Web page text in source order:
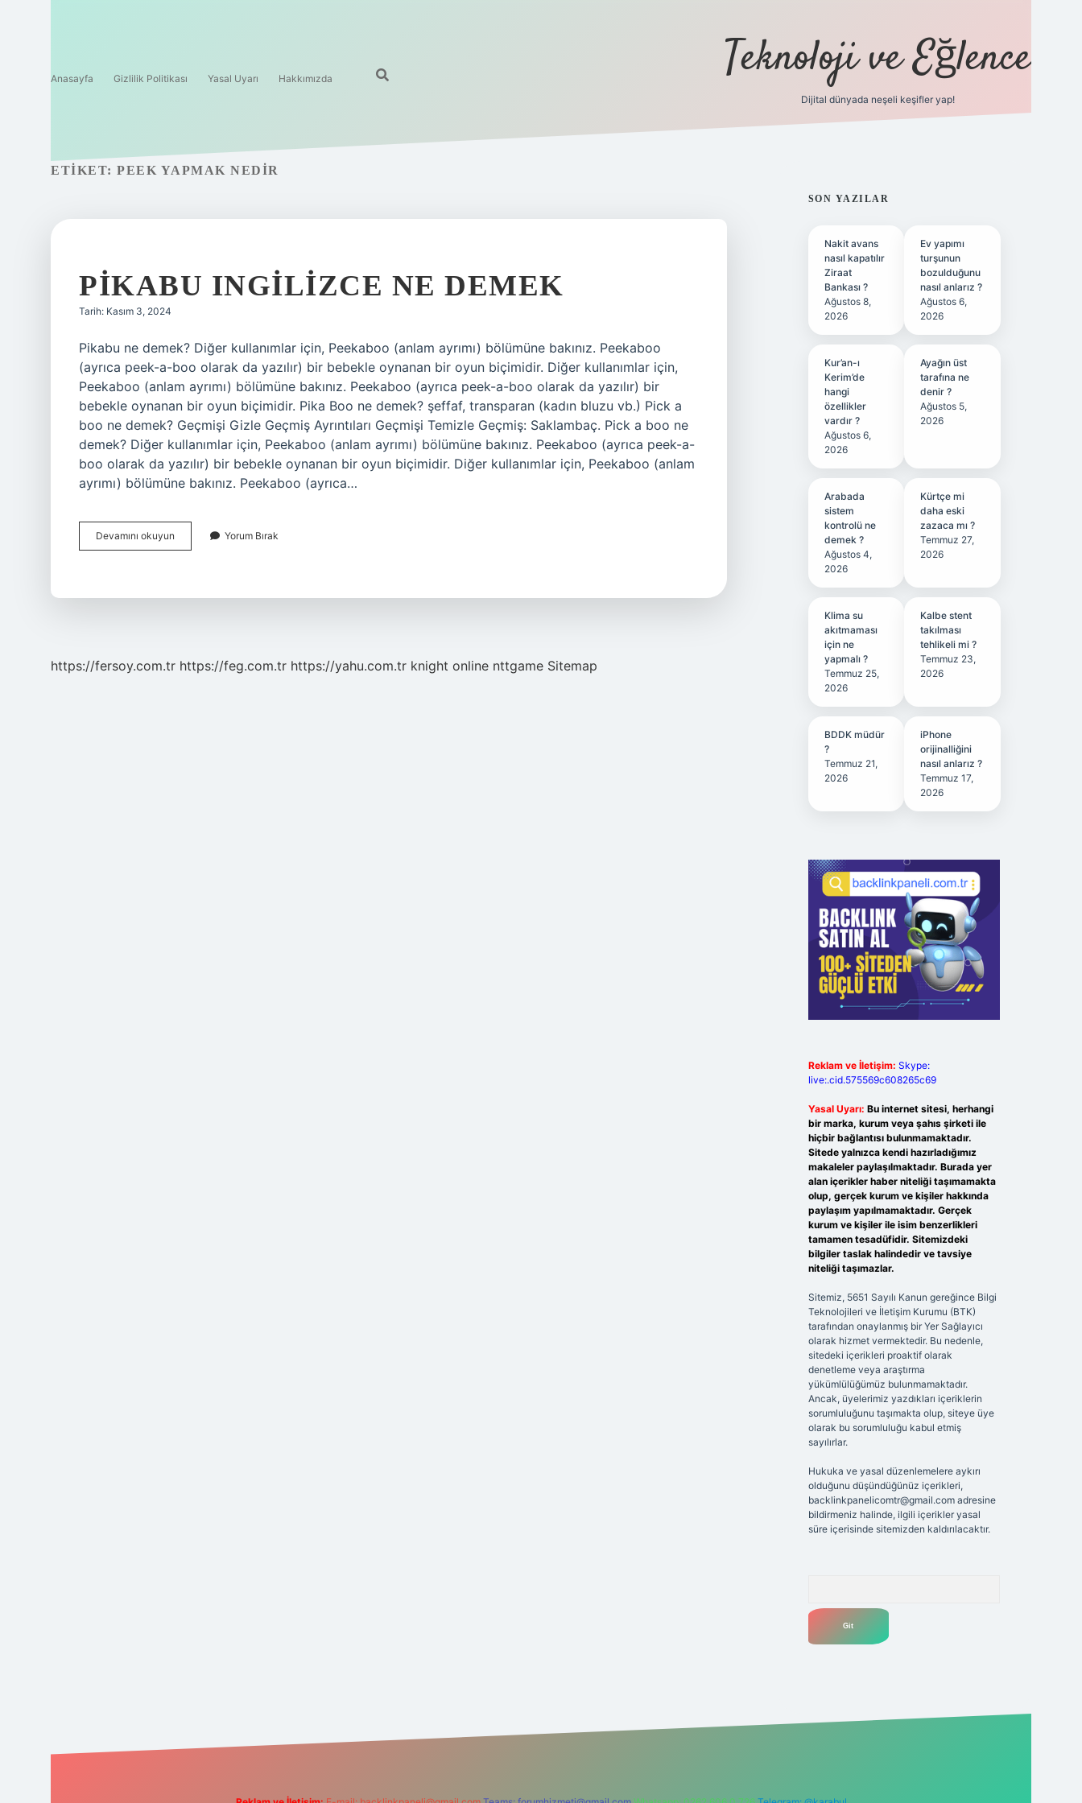
Anasayfa Gizlilik Politikası Yasal Uyarı Hakkımızda Teknoloji ve Eğlence
Dijital dünyada neşeli keşifler yap!
ETIKET: PEEK YAPMAK NEDIR
PIKABU INGILIZCE NE DEMEK
Tarih: Kasım 3, 2024
Pikabu ne demek? Diğer kullanımlar için, Peekaboo (anlam ayrımı) bölümüne bakınız. Peekaboo
(ayrıca peek-a-boo olarak da yazılır) bir bebekle oynanan bir oyun biçimidir. Diğer kullanımlar için,
Peekaboo (anlam ayrımı) bölümüne bakınız. Peekaboo (ayrıca peek-a-boo olarak da yazılır) bir
bebekle oynanan bir oyun biçimidir. Pika Boo ne demek? şeffaf, transparan (kadın bluzu vb.) Pick a
boo ne demek? Geçmişi Gizle Geçmiş Ayrıntıları Geçmişi Temizle Geçmiş: Saklambaç. Pick a boo ne
demek? Diğer kullanımlar için, Peekaboo (anlam ayrımı) bölümüne bakınız. Peekaboo (ayrıca peek-a-
boo olarak da yazılır) bir bebekle oynanan bir oyun biçimidir. Diğer kullanımlar için, Peekaboo (anlam
ayrımı) bölümüne bakınız. Peekaboo (ayrıca…
Devamını okuyun
Ingilizce
Yorum Bırak
https://fersoy.com.tr https://feg.com.tr https://yahu.com.tr knight online nttgame Sitemap
SIDEBAR
SON YAZILAR
Nakit avans
nasıl kapatılır
Ziraat
Bankası ?
Ağustos 8,
2026
Ev yapımı
turşunun
bozulduğunu
nasıl anlarız ?
Ağustos 6,
2026
Kur’an-ı
Kerim’de
hangi
özellikler
vardır ?
Ağustos 6,
2026
Ayağın üst
tarafına ne
denir ?
Ağustos 5,
2026
Arabada
sistem
kontrolü ne
demek ?
Ağustos 4,
2026
Kürtçe mi
daha eski
zazaca mı ?
Temmuz 27,
2026
Klima su
akıtmaması
için ne
yapmalı ?
Temmuz 25,
2026
Kalbe stent
takılması
tehlikeli mi ?
Temmuz 23,
2026
BDDK müdür
?
Temmuz 21,
2026
iPhone
orijinalliğini
nasıl anlarız ?
Temmuz 17,
2026
Reklam ve İletişim: Skype:
live:.cid.575569c608265c69
Yasal Uyarı: Bu internet sitesi, herhangi
bir marka, kurum veya şahıs şirketi ile
hiçbir bağlantısı bulunmamaktadır.
Sitede yalnızca kendi hazırladığımız
makaleler paylaşılmaktadır. Burada yer
alan içerikler haber niteliği taşımamakta
olup, gerçek kurum ve kişiler hakkında
paylaşım yapılmamaktadır. Gerçek
kurum ve kişiler ile isim benzerlikleri
tamamen tesadüfidir. Sitemizdeki
bilgiler taslak halindedir ve tavsiye
niteliği taşımazlar.
Sitemiz, 5651 Sayılı Kanun gereğince Bilgi
Teknolojileri ve İletişim Kurumu (BTK)
tarafından onaylanmış bir Yer Sağlayıcı
olarak hizmet vermektedir. Bu nedenle,
sitedeki içerikleri proaktif olarak
denetleme veya araştırma
yükümlülüğümüz bulunmamaktadır.
Ancak, üyelerimiz yazdıkları içeriklerin
sorumluluğunu taşımakta olup, siteye üye
olarak bu sorumluluğu kabul etmiş
sayılırlar.
Hukuka ve yasal düzenlemelere aykırı
olduğunu düşündüğünüz içerikleri,
backlinkpanelicomtr@gmail.comadresine
bildirmeniz halinde, ilgili içerikler yasal
süre içerisinde sitemizden kaldırılacaktır.